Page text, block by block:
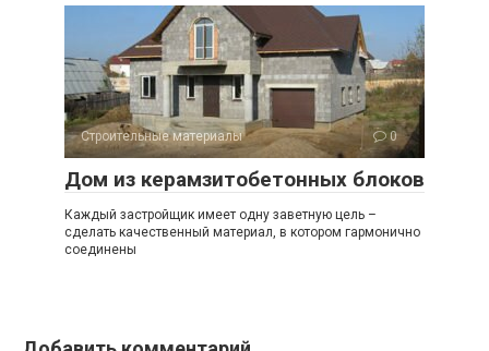
Строительные материалы 0
Дом из керамзитобетонных блоков
Каждый застройщик имеет одну заветную цель –
сделать качественный материал, в котором гармонично
соединены